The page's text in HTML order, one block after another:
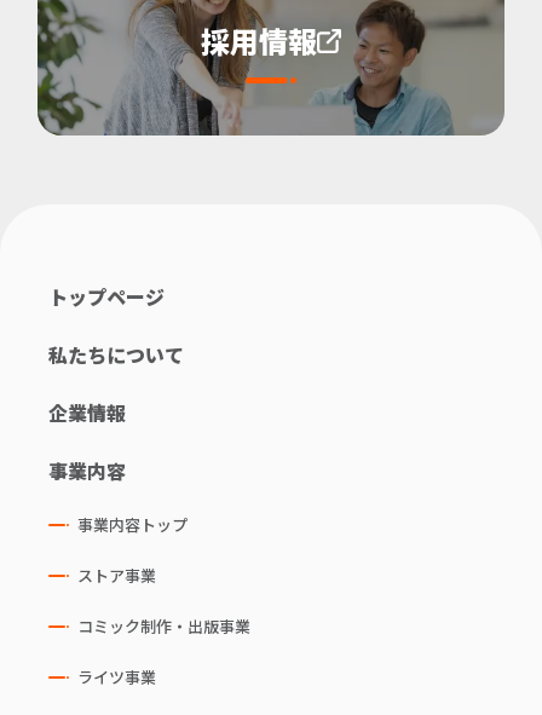
採用情報
トップページ
私たちについて
企業情報
事業内容
事業内容トップ
ストア事業
コミック制作・出版事業
ライツ事業